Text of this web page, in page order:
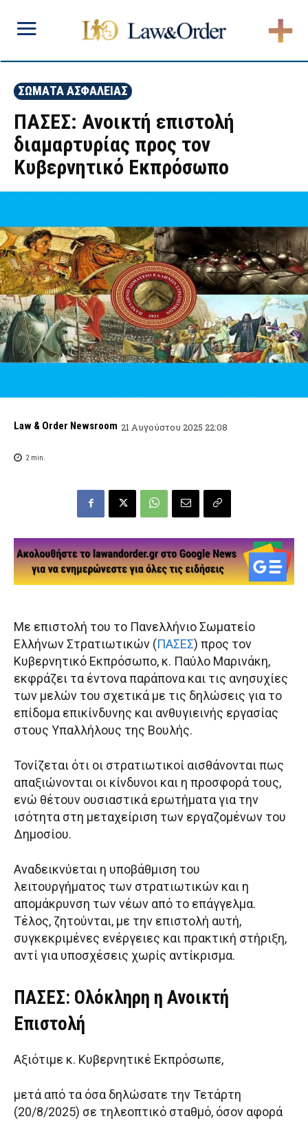
ΣΩΜΑΤΑ ΑΣΦΑΛΕΙΑΣ
ΠΑΣΕΣ: Ανοικτή επιστολή
διαμαρτυρίας προς τον
Κυβερνητικό Εκπρόσωπο
Law & Order Newsroom 21 Αυγούστου 2025 22:08
2min.
Με επιστολή του το Πανελλήνιο Σωματείο
Ελλήνων Στρατιωτικών (ΠΑΣΕΣ) προς τον
Κυβερνητικό Εκπρόσωπο, κ. Παύλο Μαρινάκη,
εκφράζει τα έντονα παράπονα και τις ανησυχίες
των μελών του σχετικά με τις δηλώσεις για το
επίδομα επικίνδυνης και ανθυγιεινής εργασίας
στους Υπαλλήλους της Βουλής.
Τονίζεται ότι οι στρατιωτικοί αισθάνονται πως
απαξιώνονται οι κίνδυνοι και η προσφορά τους,
ενώ θέτουν ουσιαστικά ερωτήματα για την
ισότητα στη μεταχείριση των εργαζομένων του
Δημοσίου.
Αναδεικνύεται η υποβάθμιση του
λειτουργήματος των στρατιωτικών και η
απομάκρυνση των νέων από το επάγγελμα.
Τέλος, ζητούνται, με την επιστολή αυτή,
συγκεκριμένες ενέργειες και πρακτική στήριξη,
αντί για υποσχέσεις χωρίς αντίκρισμα.
ΠΑΣΕΣ: Ολόκληρη η Ανοικτή
Επιστολή
Αξιότιμε κ. Κυβερνητικέ Εκπρόσωπε,
μετά από τα όσα δηλώσατε την Τετάρτη
(20/8/2025) σε τηλεοπτικό σταθμό, όσον αφορά